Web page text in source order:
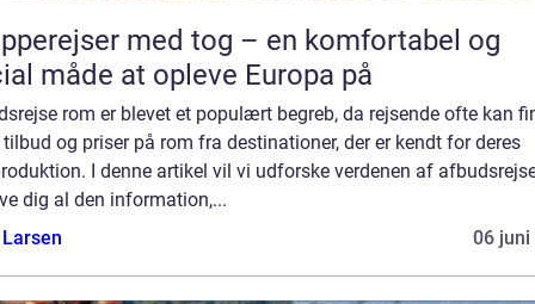
med tog – en komfortabel og
måde at opleve Europa på
rom er blevet et populært begreb, da rejsende ofte kan
og priser på rom fra destinationer, der er kendt for deres
I denne artikel vil vi udforske verdenen af
dig al den information,...
06 juni